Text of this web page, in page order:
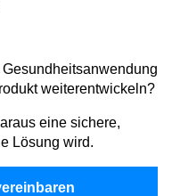
weiterentwickeln?
eine sichere,
Lösung wird.